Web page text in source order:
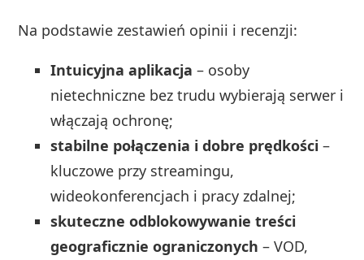
Na podstawie zestawień opinii i recenzji:
Intuicyjna aplikacja – osoby
nietechniczne bez trudu wybierają serwer i
włączają ochronę;
stabilne połączenia i dobre prędkości –
kluczowe przy streamingu,
wideokonferencjach i pracy zdalnej;
skuteczne odblokowywanie treści
geograficznie ograniczonych – VOD,